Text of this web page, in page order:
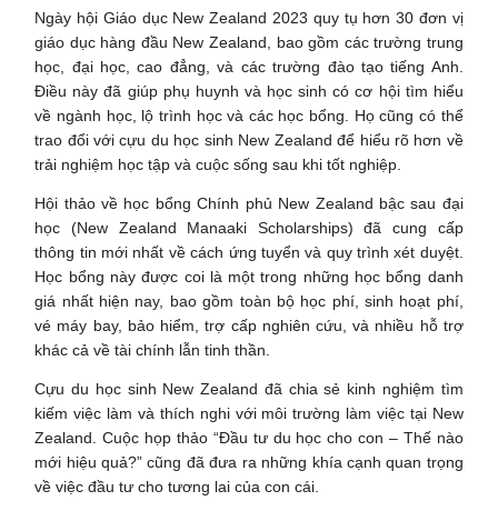
Ngày hội Giáo dục New Zealand 2023 quy tụ hơn 30 đơn vị
giáo dục hàng đầu New Zealand, bao gồm các trường trung
học, đại học, cao đẳng, và các trường đào tạo tiếng Anh.
Điều này đã giúp phụ huynh và học sinh có cơ hội tìm hiểu
về ngành học, lộ trình học và các học bổng. Họ cũng có thể
trao đổi với cựu du học sinh New Zealand để hiểu rõ hơn về
trải nghiệm học tập và cuộc sống sau khi tốt nghiệp.
Hội thảo về học bổng Chính phủ New Zealand bậc sau đại
học (New Zealand Manaaki Scholarships) đã cung cấp
thông tin mới nhất về cách ứng tuyển và quy trình xét duyệt.
Học bổng này được coi là một trong những học bổng danh
giá nhất hiện nay, bao gồm toàn bộ học phí, sinh hoạt phí,
vé máy bay, bảo hiểm, trợ cấp nghiên cứu, và nhiều hỗ trợ
khác cả về tài chính lẫn tinh thần.
Cựu du học sinh New Zealand đã chia sẻ kinh nghiệm tìm
kiếm việc làm và thích nghi với môi trường làm việc tại New
Zealand. Cuộc họp thảo “Đầu tư du học cho con – Thế nào
mới hiệu quả?” cũng đã đưa ra những khía cạnh quan trọng
về việc đầu tư cho tương lai của con cái.